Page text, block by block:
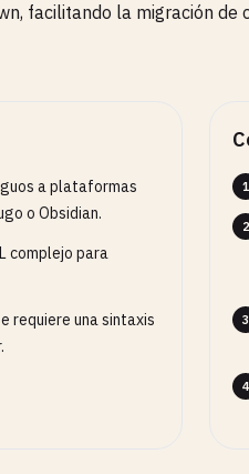
facilitando la migración de
a plataformas
o Obsidian.
complejo para
requiere una sintaxis
1
2
3
4